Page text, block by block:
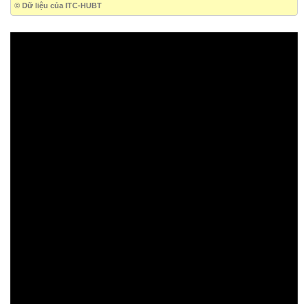
© Dữ liệu của ITC-HUBT